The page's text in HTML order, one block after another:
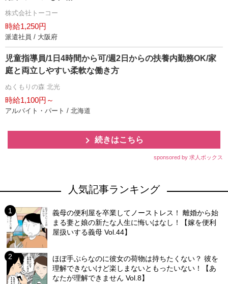
株式会社トーコー
時給1,250円
派遣社員 / 大阪府
児童指導員/1日4時間から可/週2日からの扶養内勤務OK/家
庭と両立しやすい柔軟な働き方
ぬくもりの森 北光
時給1,100円～
アルバイト・パート / 北海道
続きはこちら
sponsored by 求人ボックス
人気記事ランキング
義母の便利屋を卒業してノーストレス！ 離婚から始
まる妻と娘の新たな人生に悔いはなし！【嫁を便利
屋扱いする義母 Vol.44】
ほぼ手ぶらなのに彼女の荷物は持ちたくない？ 彼を
理解できないけど楽しまないともったいない！【あ
なたが理解できません Vol.8】